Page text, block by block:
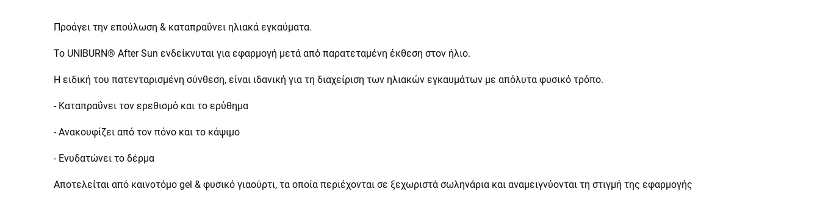
Προάγει την επούλωση & καταπραΰνει ηλιακά εγκαύματα.
Το UNIBURN® After Sun ενδείκνυται για εφαρμογή μετά από παρατεταμένη έκθεση στον ήλιο.
Η ειδική του πατενταρισμένη σύνθεση, είναι ιδανική για τη διαχείριση των ηλιακών εγκαυμάτων με απόλυτα φυσικό τρόπο.
- Καταπραΰνει τον ερεθισμό και το ερύθημα
- Ανακουφίζει από τον πόνο και το κάψιμο
- Ενυδατώνει το δέρμα
Αποτελείται από καινοτόμο gel & φυσικό γιαούρτι, τα οποία περιέχονται σε ξεχωριστά σωληνάρια και αναμειγνύονται τη στιγμή της εφαρμογής